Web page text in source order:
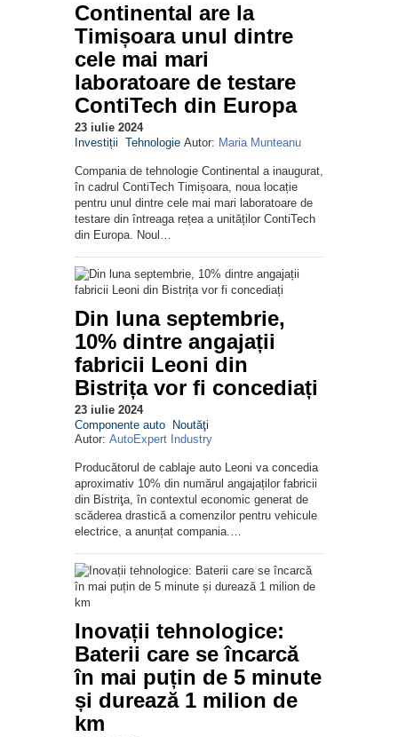
Continental are la
Timișoara unul dintre
cele mai mari
laboratoare de testare
ContiTech din Europa
23 iulie 2024
Investiții Tehnologie Autor: Maria Munteanu
Compania de tehnologie Continental a inaugurat,
în cadrul ContiTech Timișoara, noua locație
pentru unul dintre cele mai mari laboratoare de
testare din întreaga rețea a unităților ContiTech
din Europa. Noul…
Din luna septembrie,
10% dintre angajații
fabricii Leoni din
Bistrița vor fi concediați
23 iulie 2024
Componente auto
Noutăţi
Autor: AutoExpert Industry
Producătorul de cablaje auto Leoni va concedia
aproximativ 10% din numărul angajaților fabricii
din Bistriţa, în contextul economic generat de
scăderea drastică a comenzilor pentru vehicule
electrice, a anunțat compania.…
Inovații tehnologice:
Baterii care se încarcă
în mai puțin de 5 minute
și durează 1 milion de
km